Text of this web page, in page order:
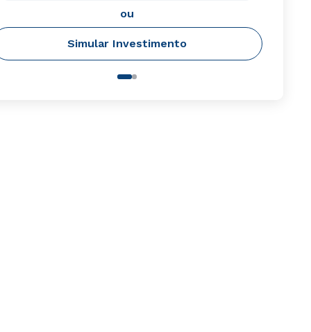
ou
Simular Investimento